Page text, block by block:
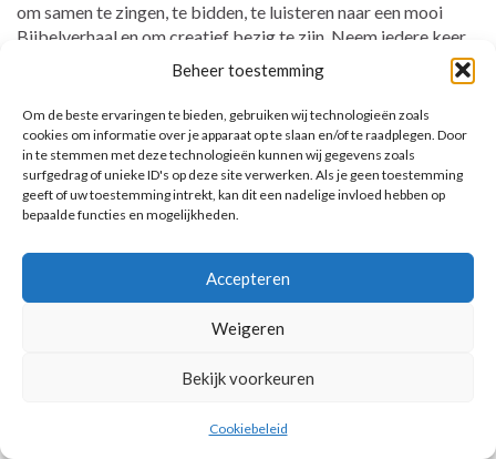
Beheer toestemming
Om de beste ervaringen te bieden, gebruiken wij technologieën zoals
cookies om informatie over je apparaat op te slaan en/of te raadplegen. Door
in te stemmen met deze technologieën kunnen wij gegevens zoals
surfgedrag of unieke ID's op deze site verwerken. Als je geen toestemming
geeft of uw toestemming intrekt, kan dit een nadelige invloed hebben op
bepaalde functies en mogelijkheden.
Accepteren
Weigeren
Bekijk voorkeuren
Cookiebeleid
om samen te zingen, te bidden, te luisteren naar een mooi
Bijbelverhaal en om creatief bezig te zijn. Neem iedere keer
AANKOMENDE ACTIVITEITEN
Geen activiteiten.